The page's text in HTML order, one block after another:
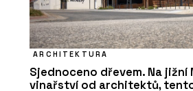
ARCHITEKTURA
Sjednoceno dřevem. Na jižní
vinařství od architektů,